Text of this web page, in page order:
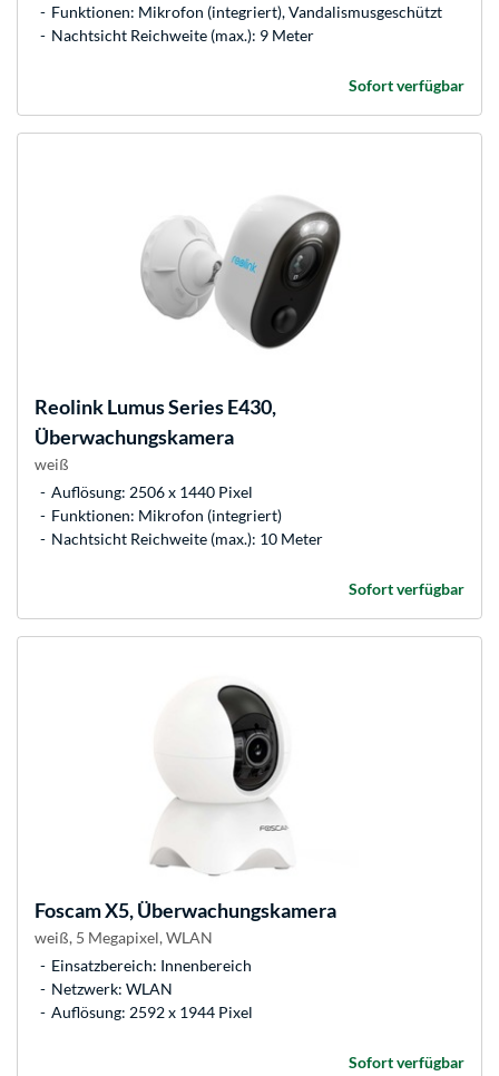
Funktionen: Mikrofon (integriert), Vandalismusgeschützt
Nachtsicht Reichweite (max.): 9 Meter
Sofort verfügbar
ReolinkLumus Series E430,
Überwachungskamera
weiß
Auflösung: 2506 x 1440 Pixel
Funktionen: Mikrofon (integriert)
Nachtsicht Reichweite (max.): 10 Meter
Sofort verfügbar
FoscamX5, Überwachungskamera
weiß, 5 Megapixel, WLAN
Einsatzbereich: Innenbereich
Netzwerk: WLAN
Auflösung: 2592 x 1944 Pixel
Sofort verfügbar